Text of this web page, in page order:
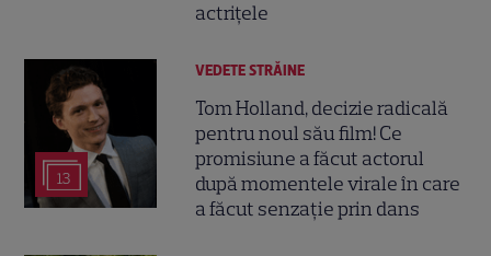
actrițele
13
VEDETE STRĂINE
Tom Holland, decizie radicală
pentru noul său film! Ce
promisiune a făcut actorul
după momentele virale în care
a făcut senzație prin dans